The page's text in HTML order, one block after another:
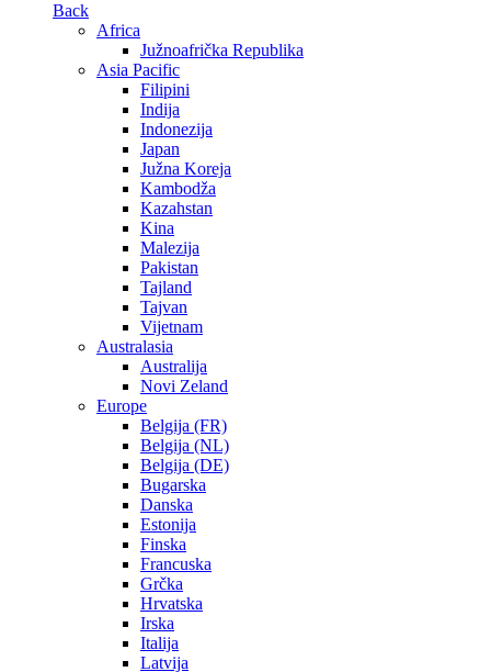
Back
Africa
Južnoafrička Republika
Asia Pacific
Filipini
Indija
Indonezija
Japan
Južna Koreja
Kambodža
Kazahstan
Kina
Malezija
Pakistan
Tajland
Tajvan
Vijetnam
Australasia
Australija
Novi Zeland
Europe
Belgija (FR)
Belgija (NL)
Belgija (DE)
Bugarska
Danska
Estonija
Finska
Francuska
Grčka
Hrvatska
Irska
Italija
Latvija